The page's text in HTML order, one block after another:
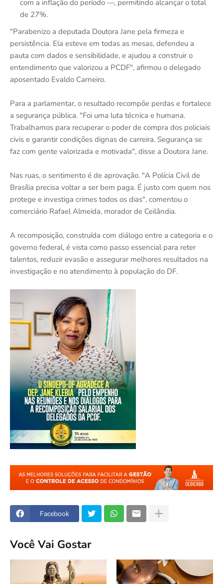
com a inflação do período —, permitindo alcançar o total
de 27%.
"Parabenizo a deputada Doutora Jane pela firmeza e
persistência. Ela esteve em todas as mesas, defendeu a
pauta com dados e sensibilidade, e ajudou a construir o
entendimento que valorizou a PCDF", afirmou o delegado
aposentado Evaldo Carneiro.
Para a parlamentar, o resultado recompõe perdas e fortalece
a segurança pública. "Foi uma luta técnica e humana.
Trabalhamos para recuperar o poder de compra dos policiais
civis e garantir condições dignas de carreira. Segurança se
faz com gente valorizada e motivada", disse a Doutora Jane.
Nas ruas, o sentimento é de aprovação. "A Polícia Civil de
Brasília precisa voltar a ser bem paga. É justo com quem nos
protege e investiga crimes todos os dias", comentou o
comerciário Rafael Almeida, morador de Ceilândia.
A recomposição, construída com diálogo entre a categoria e o
governo federal, é vista como passo essencial para reter
talentos, reduzir evasão e assegurar melhores resultados na
investigação e no atendimento à população do DF.
Facebook
Você Vai Gostar